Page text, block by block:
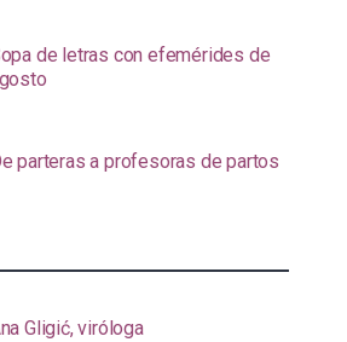
de letras con efemérides de
parteras a profesoras de partos
Gligić, viróloga